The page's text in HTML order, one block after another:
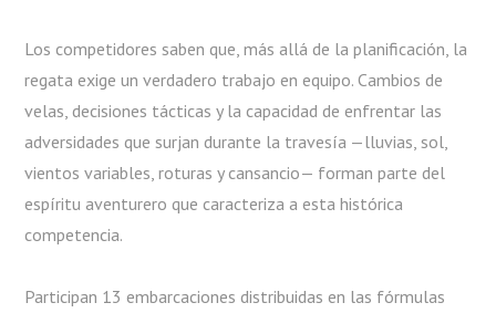
Los competidores saben que, más allá de la planificación, la
regata exige un verdadero trabajo en equipo. Cambios de
velas, decisiones tácticas y la capacidad de enfrentar las
adversidades que surjan durante la travesía —lluvias, sol,
vientos variables, roturas y cansancio— forman parte del
espíritu aventurero que caracteriza a esta histórica
competencia.
Participan 13 embarcaciones distribuidas en las fórmulas